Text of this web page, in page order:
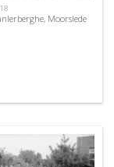
Moorslede